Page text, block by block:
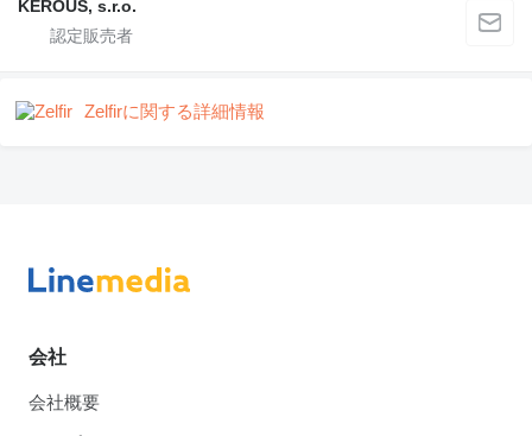
KEROUŠ, s.r.o.
Zelfirに関する詳細情報
会社
会社概要